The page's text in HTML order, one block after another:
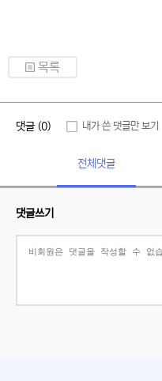
목록
댓글 (0) 내가 쓴 댓글만 보기
전체댓글
댓글쓰기